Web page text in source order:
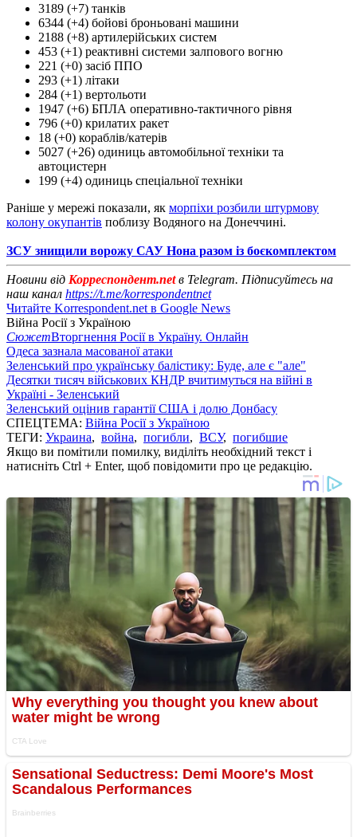
3189 (+7) танків
6344 (+4) бойові броньовані машини
2188 (+8) артилерійських систем
453 (+1) реактивні системи залпового вогню
221 (+0) засіб ППО
293 (+1) літаки
284 (+1) вертольоти
1947 (+6) БПЛА оперативно-тактичного рівня
796 (+0) крилатих ракет
18 (+0) кораблів/катерів
5027 (+26) одиниць автомобільної техніки та
автоцистерн
199 (+4) одиниць спеціальної техніки
Раніше у мережі показали, як морпіхи розбили штурмову
колону окупантів поблизу Водяного на Донеччині.
ЗСУ знищили ворожу САУ Нона разом із боєкомплектом
Новини від Корреспондент.netв Telegram. Підписуйтесь на
наш канал https://t.me/korrespondentnet
Читайте Korrespondent.net в Google News
Війна Росії з Україною
СюжетВторгнення Росії в Україну. Онлайн
Одеса зазнала масованої атаки
Зеленський про українську балістику: Буде, але є "але"
Десятки тисяч військових КНДР вчитимуться на війні в
Україні - Зеленський
Зеленський оцінив гарантії США і долю Донбасу
СПЕЦТЕМА: Війна Росії з Україною
ТЕГИ: Украина, война, погибли, ВСУ, погибшие
Якщо ви помітили помилку, виділіть необхідний текст і
натисніть Ctrl + Enter, щоб повідомити про це редакцію.